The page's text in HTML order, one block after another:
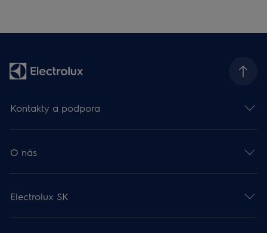
Kontakty a podpora
O nás
Electrolux SK